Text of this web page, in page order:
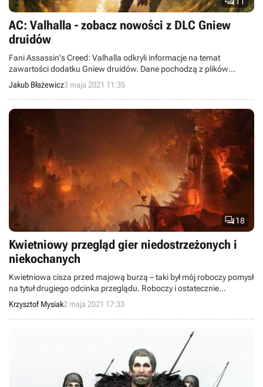
AC: Valhalla - zobacz nowości z DLC Gniew
druidów
Fani Assassin's Creed: Valhalla odkryli informacje na temat
zawartości dodatku Gniew druidów. Dane pochodzą z plików
aktualizacji 1.2.1 i uwzględniają m.in. nowe uzbrojenie, zbroje oraz
wierzchowce.
Jakub Błażewicz3 maja 2021 11:35
18
Kwietniowy przegląd gier niedostrzeżonych i
niekochanych
Kwietniowa cisza przed majową burzą – taki był mój roboczy pomysł
na tytuł drugiego odcinka przeglądu. Roboczy i ostatecznie
niewykorzystany, bo nie oddałby sprawiedliwości niszowym perłom,
które objawiły nam się w minionym miesiącu. Mniej wcale nie znaczy
gorzej.
Krzysztof Mysiak2 maja 2021 17:33